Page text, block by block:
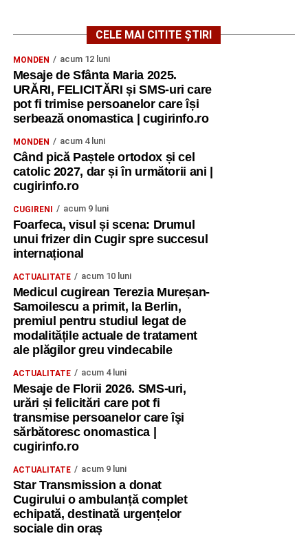
CELE MAI CITITE ȘTIRI
MONDEN acum 12 luni
Mesaje de Sfânta Maria 2025.
URĂRI, FELICITĂRI și SMS-uri care
pot fi trimise persoanelor care își
serbează onomastica | cugirinfo.ro
MONDEN acum 4 luni
Când pică Paștele ortodox și cel
catolic 2027, dar și în următorii ani |
cugirinfo.ro
CUGIRENI acum 9 luni
Foarfeca, visul și scena: Drumul
unui frizer din Cugir spre succesul
internațional
ACTUALITATE acum 10 luni
Medicul cugirean Terezia Mureșan-
Samoilescu a primit, la Berlin,
premiul pentru studiul legat de
modalitățile actuale de tratament
ale plăgilor greu vindecabile
ACTUALITATE acum 4 luni
Mesaje de Florii 2026. SMS-uri,
urări și felicitări care pot fi
transmise persoanelor care îşi
sărbătoresc onomastica |
cugirinfo.ro
ACTUALITATE acum 9 luni
Star Transmission a donat
Cugirului o ambulanță complet
echipată, destinată urgențelor
sociale din oraș